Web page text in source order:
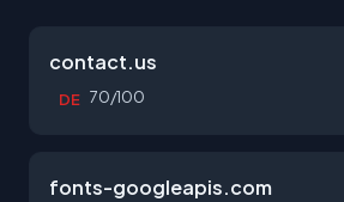
contact.us
DE 70/100
fonts-googleapis.com